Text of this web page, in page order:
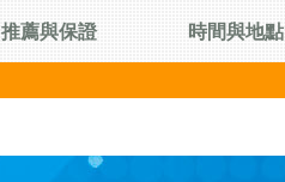
推薦與保證 時間與地點